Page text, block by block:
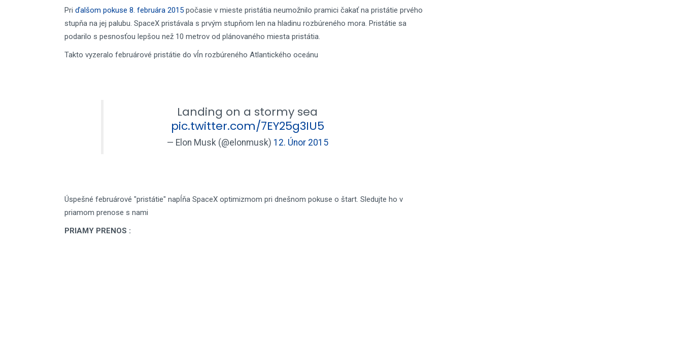
Pri ďalšom pokuse 8. februára 2015 počasie v mieste pristátia neumožnilo pramici čakať na pristátie prvého
stupňa na jej palubu. SpaceX pristávala s prvým stupňom len na hladinu rozbúreného mora. Pristátie sa
podarilo s pesnosťou lepšou než 10 metrov od plánovaného miesta pristátia.
Takto vyzeralo februárové pristátie do vĺn rozbúreného Atlantického oceánu
Landing on a stormy sea
pic.twitter.com/7EY25g3IU5
— Elon Musk (@elonmusk) 12. Únor 2015
Úspešné februárové "pristátie" napĺňa SpaceX optimizmom pri dnešnom pokuse o štart. Sledujte ho v
priamom prenose s nami
PRIAMY PRENOS :